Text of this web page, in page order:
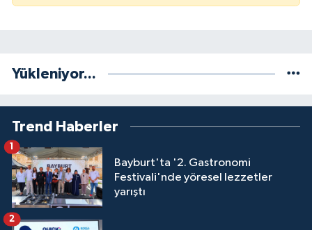
Yükleniyor...
Trend Haberler
Bayburt'ta '2. Gastronomi
Festivali'nde yöresel lezzetler
yarıştı
1
2